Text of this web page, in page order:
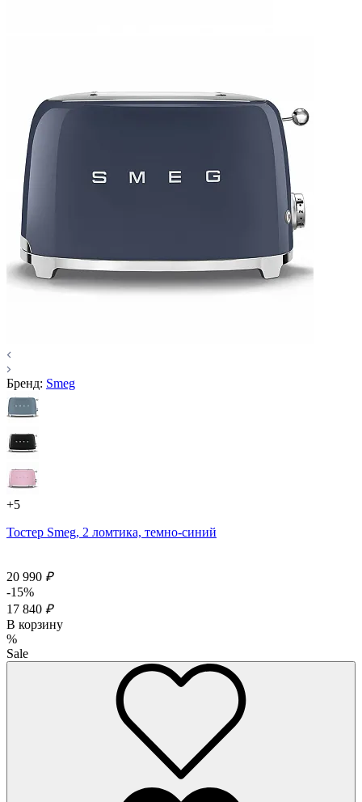
Бренд: Smeg
+5
Тостер Smeg, 2 ломтика, темно-синий
20 990 ₽
-15%
17 840 ₽
В корзину
%
Sale